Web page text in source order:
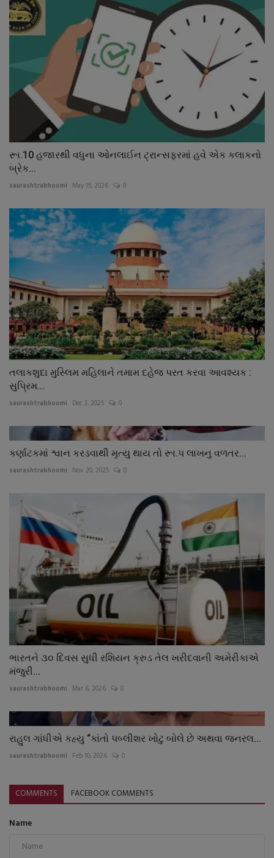
રૂા.10 હજારથી વધુના ઓનલાઈન ટ્રાન્સફરમાં હવે એક કલાકનો
બ્રેક...
saurashtrabhoomi May 15, 2026 0
તલાકશુદા મુસ્લિમ મહિલાને તમામ દહેજ પરત કરવા આવશ્યક :
સુપ્રિમ...
saurashtrabhoomi Dec 3, 2025 0
કર્ણાટકમાં શ્વાન કરડવાથી મૃત્યુ થાય તો રૂા.પ લાખનુ વળતર...
saurashtrabhoomi Nov 20, 2025 0
ભારતને ૩૦ દિવસ સુધી રશિયન ક્રુડ તેલ ખરીદવાની અમેરીકાએ
મંજુરી...
saurashtrabhoomi Mar 6, 2026 0
રાહુલ ગાંધીએ કહ્યુ “કાંતો પબ્લીશર ખોટુ બોલે છે અથવા જનરલ...
saurashtrabhoomi Feb 10, 2026 0
COMMENTS FACEBOOK COMMENTS
Name